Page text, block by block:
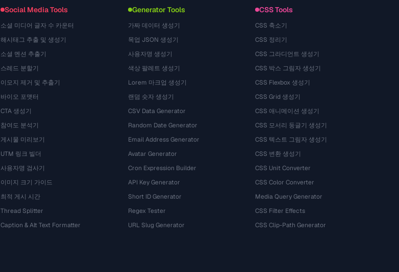
Social Media Tools
소셜 미디어 글자 수 카운터
해시태그 추출 및 생성기
소셜 멘션 추출기
스레드 분할기
이모지 제거 및 추출기
바이오 포맷터
CTA 생성기
참여도 분석기
게시물 미리보기
UTM 링크 빌더
사용자명 검사기
이미지 크기 가이드
최적 게시 시간
Thread Splitter
Caption & Alt Text Formatter
Generator Tools
가짜 데이터 생성기
목업 JSON 생성기
사용자명 생성기
색상 팔레트 생성기
Lorem 마크업 생성기
랜덤 숫자 생성기
CSV Data Generator
Random Date Generator
Email Address Generator
Avatar Generator
Cron Expression Builder
API Key Generator
Short ID Generator
Regex Tester
URL Slug Generator
CSS Tools
CSS 축소기
CSS 정리기
CSS 그라디언트 생성기
CSS 박스 그림자 생성기
CSS Flexbox 생성기
CSS Grid 생성기
CSS 애니메이션 생성기
CSS 모서리 둥글기 생성기
CSS 텍스트 그림자 생성기
CSS 변환 생성기
CSS Unit Converter
CSS Color Converter
Media Query Generator
CSS Filter Effects
CSS Clip-Path Generator